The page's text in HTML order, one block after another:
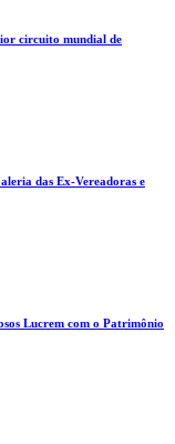
circuito mundial de
das Ex-Vereadoras e
Lucrem com o Patrimônio